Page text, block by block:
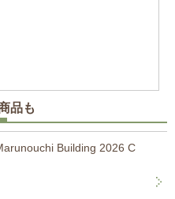
品も
Building 2026 C